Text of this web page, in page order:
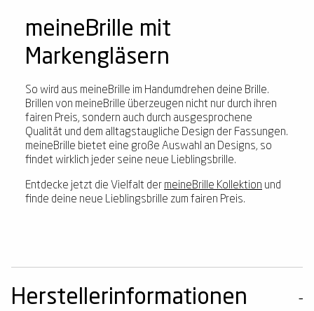
meineBrille mit
Markengläsern
So wird aus meineBrille im Handumdrehen deine Brille.
Brillen von meineBrille überzeugen nicht nur durch ihren
fairen Preis, sondern auch durch ausgesprochene
Qualität und dem alltagstaugliche Design der Fassungen.
meineBrille bietet eine große Auswahl an Designs, so
findet wirklich jeder seine neue Lieblingsbrille.
Entdecke jetzt die Vielfalt der meineBrille Kollektion und
finde deine neue Lieblingsbrille zum fairen Preis.
Herstellerinformationen